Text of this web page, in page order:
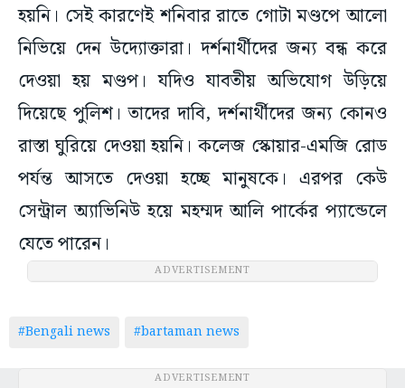
হয়নি। সেই কারণেই শনিবার রাতে গোটা মণ্ডপে আলো
নিভিয়ে দেন উদ্যোক্তারা। দর্শনার্থীদের জন্য বন্ধ করে
দেওয়া হয় মণ্ডপ। যদিও যাবতীয় অভিযোগ উড়িয়ে
দিয়েছে পুলিশ। তাদের দাবি, দর্শনার্থীদের জন্য কোনও
রাস্তা ঘুরিয়ে দেওয়া হয়নি। কলেজ স্কোয়ার-এমজি রোড
পর্যন্ত আসতে দেওয়া হচ্ছে মানুষকে। এরপর কেউ
সেন্ট্রাল অ্যাভিনিউ হয়ে মহম্মদ আলি পার্কের প্যান্ডেলে
যেতে পারেন।
ADVERTISEMENT
#Bengali news #bartaman news
ADVERTISEMENT